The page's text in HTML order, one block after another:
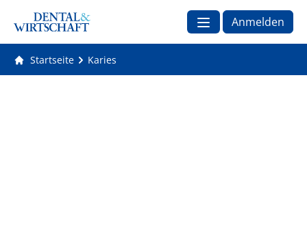
Anmelden
Startseite Karies